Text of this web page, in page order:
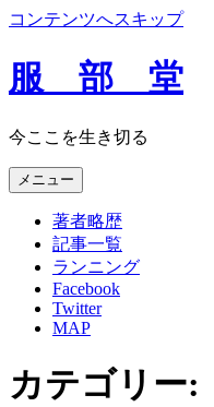
コンテンツへスキップ
服 部 堂
今ここを生き切る
メニュー
著者略歴
記事一覧
ランニング
Facebook
Twitter
MAP
カテゴリー: